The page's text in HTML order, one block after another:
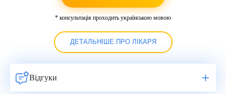
* консультація проходить українською мовою
ДЕТАЛЬНІШЕ ПРО ЛІКАРЯ
Відгуки